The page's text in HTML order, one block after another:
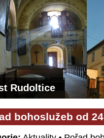
Rudoltice
bohoslužeb od